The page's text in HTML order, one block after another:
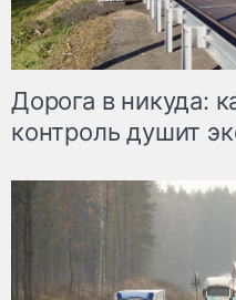
Дорога в никуда:
контроль душит